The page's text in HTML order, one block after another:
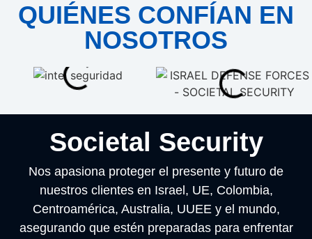
QUIÉNES CONFÍAN EN
NOSOTROS
Societal Security
Nos apasiona proteger el presente y futuro de
nuestros clientes en Israel, UE, Colombia,
Centroamérica, Australia, UUEE y el mundo,
asegurando que estén preparadas para enfrentar